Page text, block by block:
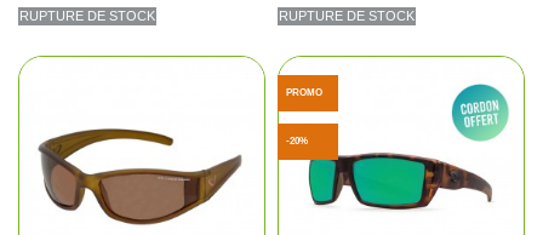
RUPTURE DE STOCK RUPTURE DE STOCK
PROMO
-20%